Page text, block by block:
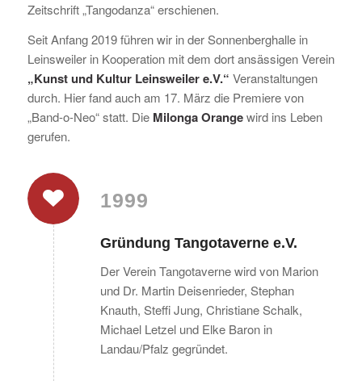
Zeitschrift „Tangodanza“ erschienen.
Seit Anfang 2019 führen wir in der Sonnenberghalle in
Leinsweiler in Kooperation mit dem dort ansässigen Verein
„Kunst und Kultur Leinsweiler e.V.“ Veranstaltungen
durch. Hier fand auch am 17. März die Premiere von
„Band-o-Neo“ statt. Die Milonga Orangewird ins Leben
gerufen.
1999
Gründung Tangotaverne e.V.
Der Verein Tangotaverne wird von Marion
und Dr. Martin Deisenrieder, Stephan
Knauth, Steffi Jung, Christiane Schalk,
Michael Letzel und Elke Baron in
Landau/Pfalz gegründet.